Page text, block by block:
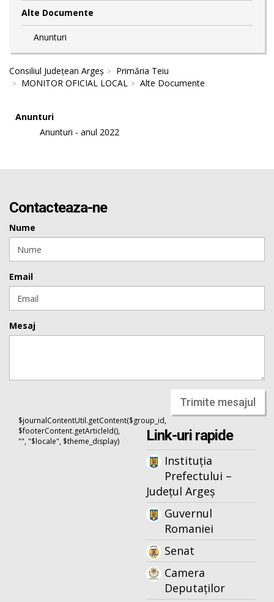
Alte Documente
Anunturi
Consiliul Județean Argeș
Primăria Teiu
MONITOR OFICIAL LOCAL
Alte Documente
Anunturi
Anunturi - anul 2022
Contacteaza-ne
Nume
Email
Mesaj
Trimite mesajul
$journalContentUtil.getContent($group_id,
$footerContent.getArticleId(),
"", "$locale", $theme_display)
Link-uri rapide
Instituția
Prefectului –
Județul Argeș
Guvernul
Romaniei
Senat
Camera
Deputaților